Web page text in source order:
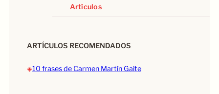
Artículos
ARTÍCULOS RECOMENDADOS
◈10 frases de Carmen Martín Gaite